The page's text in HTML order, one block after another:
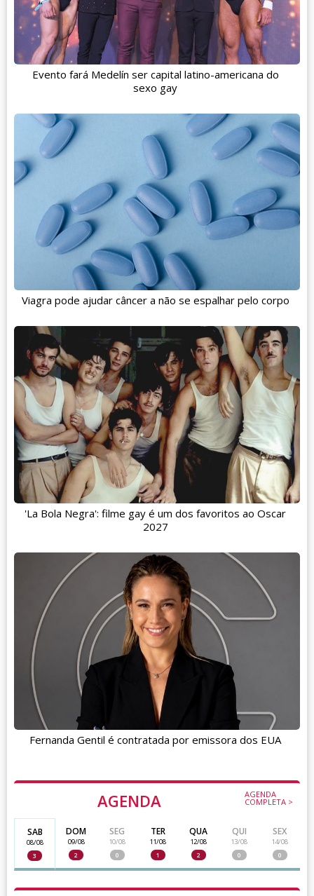
AGENDA AGENDA
COMPLETA >
SAB
08/08
3
DOM
09/08
2
SEG
10/08
0
TER
11/08
1
QUA
12/08
2
QUI
13/08
0
SEX
14/08
0
Evento fará Medelín ser capital latino-americana do
sexo gay
Viagra pode ajudar câncer a não se espalhar pelo corpo
'La Bola Negra': filme gay é um dos favoritos ao Oscar
2027
Fernanda Gentil é contratada por emissora dos EUA